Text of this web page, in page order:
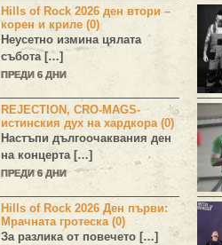
Hills of Rock 2026 ден втори –
корен и криле (0)
Неусетно измина цялата
събота […]
ПРЕДИ 6 ДНИ
REJECTION, CRO-MAGS-
истинския дух на хардкора (0)
Настъпи дългоочаквания ден
на концерта […]
ПРЕДИ 6 ДНИ
Hills of Rock 2026 Ден първи:
Мрачната гротеска (0)
За разлика от повечето […]